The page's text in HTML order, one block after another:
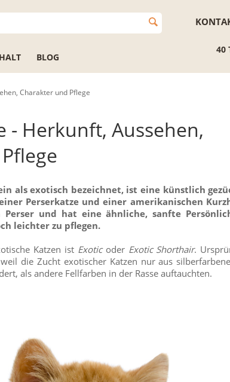
BLOG
40
Charakter und Pflege
- Herkunft, Aussehen,
als exotisch bezeichnet, ist eine künstlich
Perserkatze und einer amerikanischen
und hat eine ähnliche, sanfte
leichter zu pflegen.
Katzen ist Exoticoder Exotic Shorthair.
die Zucht exotischer Katzen nur aus
als andere Fellfarben in der Rasse auftauchten.